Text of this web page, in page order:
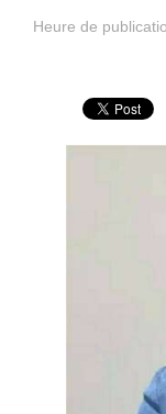
Heure de